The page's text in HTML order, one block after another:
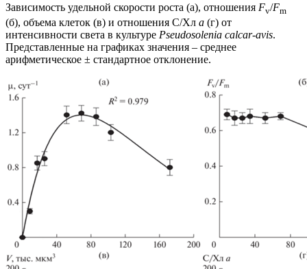
Зависимость удельной скорости роста (а), отношения Fv/Fm
(б), объема клеток (в) и отношения С/Хл а (г) от
интенсивности света в культуре Pseudosolenia calcar-avis.
Представленные на графиках значения – среднее
арифметическое ± стандартное отклонение.